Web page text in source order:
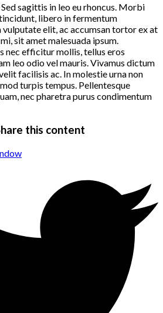
sagittis in leo eu rhoncus. Morbi
libero in fermentum
elit, ac accumsan tortor ex at
sit amet malesuada ipsum.
nec efficitur mollis, tellus eros
leo odio vel mauris. Vivamus dictum
facilisis ac. In molestie urna non
turpis tempus. Pellentesque
nec pharetra purus condimentum
this content